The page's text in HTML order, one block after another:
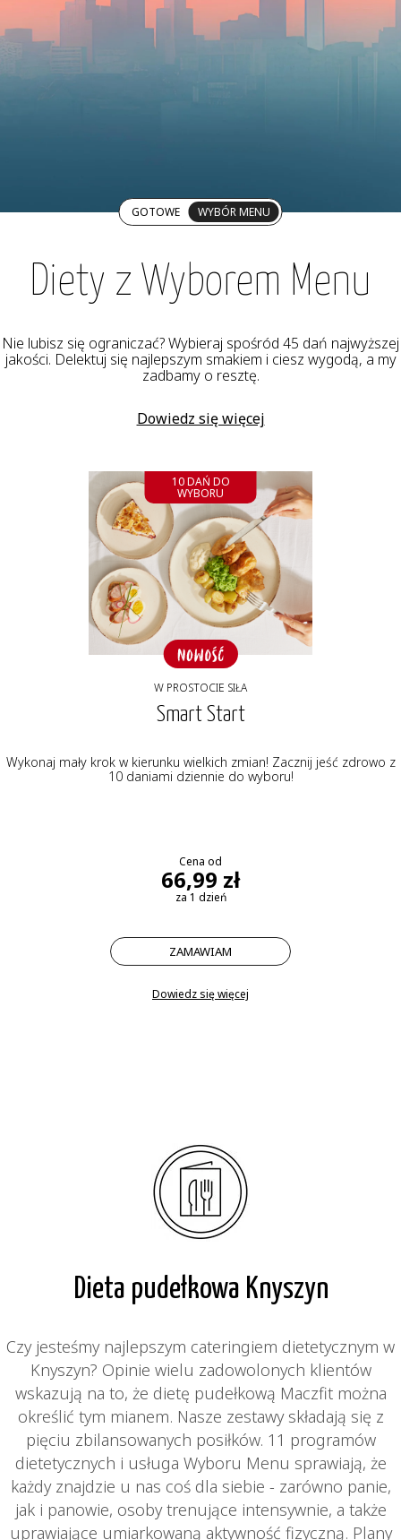
GOTOWE WYBÓR MENU
Diety z Wyborem Menu
Nie lubisz się ograniczać? Wybieraj spośród 45 dań najwyższej
jakości. Delektuj się najlepszym smakiem i ciesz wygodą, a my
zadbamy o resztę.
Dowiedz się więcej
10 DAŃ DO
WYBORU
W PROSTOCIE SIŁA
Smart Start
Wykonaj mały krok w kierunku wielkich zmian! Zacznij jeść zdrowo z
10 daniami dziennie do wyboru!
Cena od
66,99 zł
za 1 dzień
ZAMAWIAM
Dowiedz się więcej
Dieta pudełkowa Knyszyn
Czy jesteśmy najlepszym cateringiem dietetycznym w
Knyszyn? Opinie wielu zadowolonych klientów
wskazują na to, że dietę pudełkową Maczfit można
określić tym mianem. Nasze zestawy składają się z
pięciu zbilansowanych posiłków. 11 programów
dietetycznych i usługa Wyboru Menu sprawiają, że
każdy znajdzie u nas coś dla siebie - zarówno panie,
jak i panowie, osoby trenujące intensywnie, a także
uprawiające umiarkowaną aktywność fizyczną. Plany